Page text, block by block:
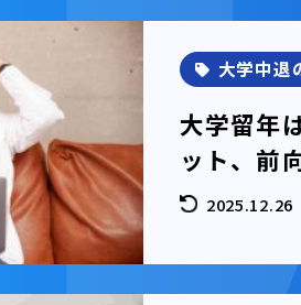
大学中退
大学留年
ット、前
2025.12.26